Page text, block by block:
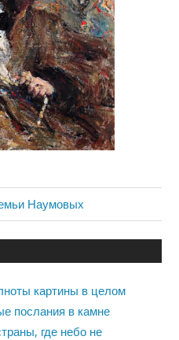
Наумовых
картины в целом
послания в камне
где небо не